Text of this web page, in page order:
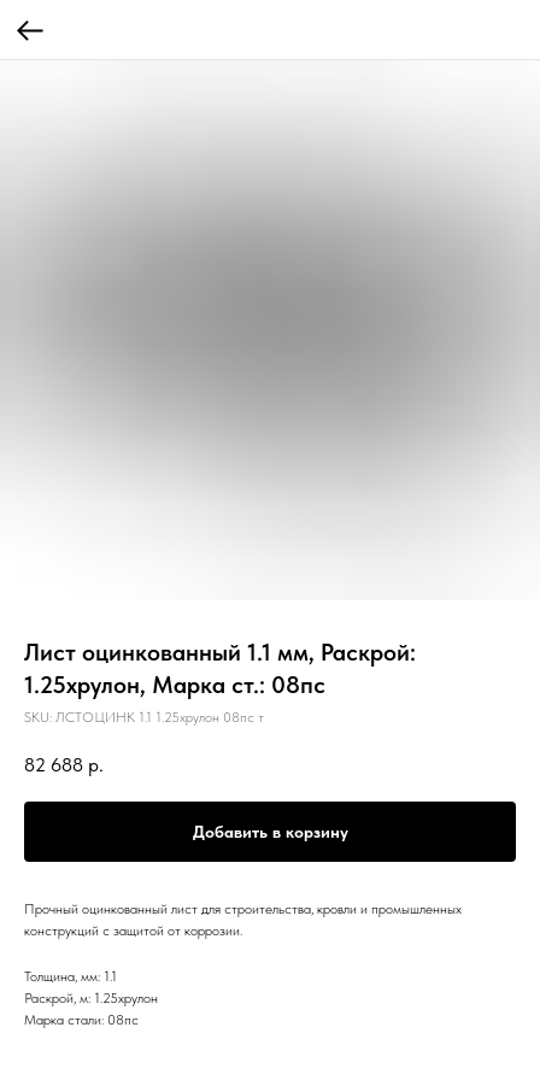
Лист оцинкованный 1.1 мм, Раскрой:
1.25хрулон, Марка ст.: 08пс
SKU: ЛСТОЦИНК 1.1 1.25хрулон 08пс т
82 688 р.
Добавить в корзину
Прочный оцинкованный лист для строительства, кровли и промышленных
конструкций с защитой от коррозии.
Толщина, мм: 1.1
Раскрой, м: 1.25хрулон
Марка стали: 08пс